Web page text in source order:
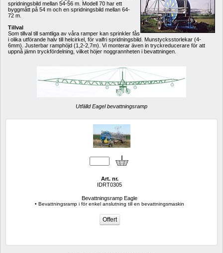
spridningsbild mellan 54-56 m. Modell 70 har ett
byggmått på 54 m och en spridningsbild mellan 64-
72 m.
Tillval
Som tillval till samtliga av våra ramper kan sprinkler fås
i olika utförande halv till helcirkel, för valfri spridningsbild. Munstycksstorlekar (4-
6mm). Justerbar ramphöjd (1,2-2,7m). Vi monterar även in tryckreducerare för att
uppnå jämn tryckfördelning, vilket höjer noggrannheten i bevattningen.
Utfälld Eagel bevattningsramp
Art. nr.
IDRT0305
Bevattningsramp Eagle
• Bevattningsramp i för enkel anslutning till en bevattningsmaskin